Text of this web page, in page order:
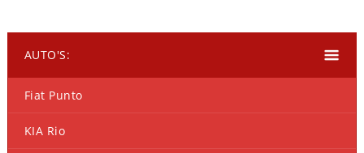
AUTO'S:
Fiat Punto
KIA Rio